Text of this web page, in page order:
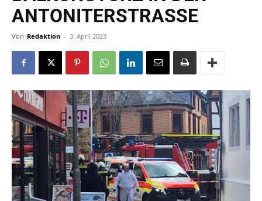
ANTONITERSTRASSE
Von Redaktion - 3. April 2023